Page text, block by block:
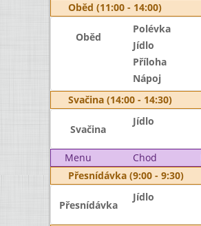
Oběd (11:00 - 14:00)
Oběd
Polévka
Jídlo
Příloha
Nápoj
Svačina (14:00 - 14:30)
Svačina
Jídlo
Menu Chod
Přesnídávka (9:00 - 9:30)
Přesnídávka
Jídlo